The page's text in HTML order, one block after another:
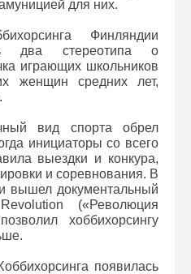
для них.
Финляндии
два стереотипа о
играющих школьников
женщин средних лет,
вид спорта обрел
инициаторы со всего
выездки и конкура,
и соревнования. В
вышел документальный
(«Революция
хоббихорсингу
появилась